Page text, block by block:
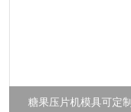
糖果压片机模具可定制